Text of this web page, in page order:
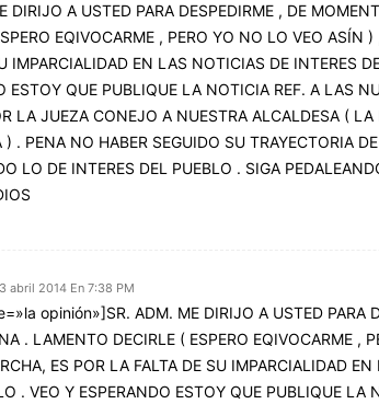
DIRIJO A USTED PARA DESPEDIRME , DE
EQIVOCARME , PERO YO NO LO VEO ASÍN
IMPARCIALIDAD EN LAS NOTICIAS DE INTERES
ESTOY QUE PUBLIQUE LA NOTICIA REF. A LAS
LA JUEZA CONEJO A NUESTRA ALCALDESA ( LA
) . PENA NO HABER SEGUIDO SU TRAYECTORIA
LO DE INTERES DEL PUEBLO . SIGA
abril 2014 En 7:38 PM
opinión»]SR. ADM. ME DIRIJO A USTED PARA
. LAMENTO DECIRLE ( ESPERO EQIVOCARME ,
ES POR LA FALTA DE SU IMPARCIALIDAD
. VEO Y ESPERANDO ESTOY QUE PUBLIQUE LA